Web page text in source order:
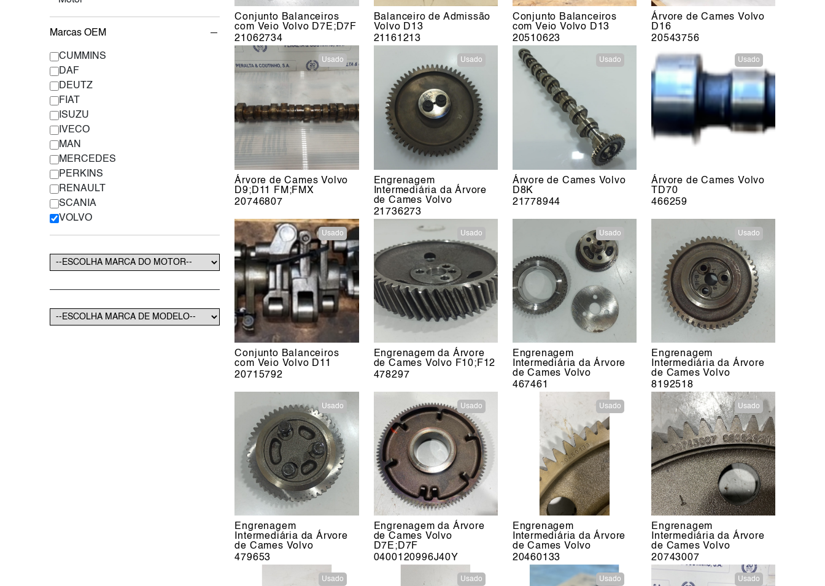
Marcas OEM
CUMMINS
DAF
DEUTZ
FIAT
ISUZU
IVECO
MAN
MERCEDES
PERKINS
RENAULT
SCANIA
VOLVO
Conjunto Balanceiros
com Veio Volvo D7E;D7F
21062734
Balanceiro de Admissão
Volvo D13
21161213
Conjunto Balanceiros
com Veio Volvo D13
20510623
Árvore de Cames Volvo
D16
20543756
Usado
Árvore de Cames Volvo
D9;D11 FM;FMX
20746807
Usado
Engrenagem
Intermediária da Árvore
de Cames Volvo
21736273
Usado
Árvore de Cames Volvo
D8K
21778944
Usado
Árvore de Cames Volvo
TD70
466259
Usado
Conjunto Balanceiros
com Veio Volvo D11
20715792
Usado
Engrenagem da Árvore
de Cames Volvo F10;F12
478297
Usado
Engrenagem
Intermediária da Árvore
de Cames Volvo
467461
Usado
Engrenagem
Intermediária da Árvore
de Cames Volvo
8192518
Usado
Engrenagem
Intermediária da Árvore
de Cames Volvo
479653
Usado
Engrenagem da Árvore
de Cames Volvo
D7E;D7F
0400120996J40Y
Usado
Engrenagem
Intermediária da Árvore
de Cames Volvo
20460133
Usado
Engrenagem
Intermediária da Árvore
de Cames Volvo
20743007
Usado Usado Usado Usado